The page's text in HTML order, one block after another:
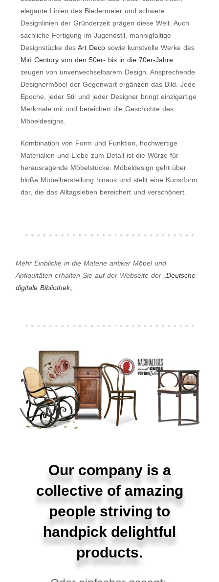
elegante Linien des Biedermeier und schwere
Designlinien der Gründerzeit prägen diese Welt. Auch
sachliche Fertigung im Jugendstil, mannigfaltige
Designstücke desArt Deco sowie kunstvolle Werke des
Mid Century von den 50er- bis in die 70er-Jahre
zeugen von unverwechselbarem Design. Ansprechende
Designermöbel der Gegenwart ergänzen das Bild. Jede
Epoche, jeder Stil und jeder Designer bringt einzigartige
Merkmale mit und bereichert die Geschichte des
Möbeldesigns.
Kombination von Form und Funktion, hochwertige
Materialien und Liebe zum Detail ist die Würze für
herausragende Möbelstücke. Möbeldesign geht über
bloße Möbelherstellung hinaus und stellt eine Kunstform
dar, die das Alltagsleben bereichert und verschönert.
Mehr Einblicke in die Materie antiker Möbel und
Antiquitäten erhalten Sie auf der Webseite der „Deutsche
digitale Bibliothek„.
Our company is a
collective of amazing
people striving to
handpick delightful
products.